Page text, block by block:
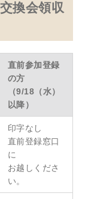
換会領収
直前参加登録
の方
（9/18（水）
以降）
印字なし
直前登録窓口
に
お越しくださ
い。